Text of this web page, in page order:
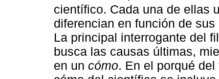
científico. Cada una de ellas
diferencian en función de
La principal interrogante del
busca las causas últimas,
en un cómo. En el porqué